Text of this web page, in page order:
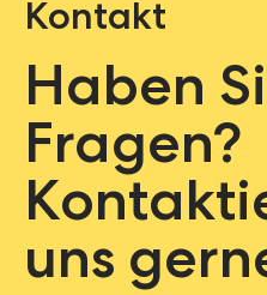
Kontakt
Haben
Fragen?
uns